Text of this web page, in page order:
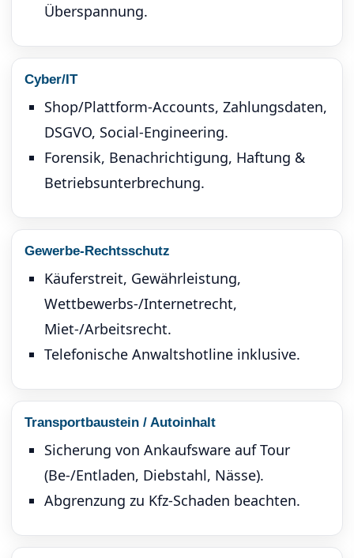
Überspannung.
Cyber/IT
Shop/Plattform-Accounts, Zahlungsdaten,
DSGVO, Social-Engineering.
Forensik, Benachrichtigung, Haftung &
Betriebsunterbrechung.
Gewerbe-Rechtsschutz
Käuferstreit, Gewährleistung,
Wettbewerbs-/Internetrecht,
Miet-/Arbeitsrecht.
Telefonische Anwaltshotline inklusive.
Transportbaustein / Autoinhalt
Sicherung von Ankaufsware auf Tour
(Be-/Entladen, Diebstahl, Nässe).
Abgrenzung zu Kfz-Schaden beachten.